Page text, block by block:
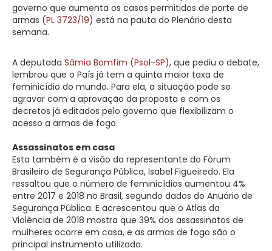
governo que aumenta os casos permitidos de porte de
armas (PL 3723/19) está na pauta do Plenário desta
semana.
A deputada Sâmia Bomfim (Psol-SP), que pediu o debate,
lembrou que o País já tem a quinta maior taxa de
feminicídio do mundo. Para ela, a situação pode se
agravar com a aprovação da proposta e com os
decretos já editados pelo governo que flexibilizam o
acesso a armas de fogo.
Assassinatos em casa
Esta também é a visão da representante do Fórum
Brasileiro de Segurança Pública, Isabel Figueiredo. Ela
ressaltou que o número de feminicídios aumentou 4%
entre 2017 e 2018 no Brasil, segundo dados do Anuário de
Segurança Pública. E acrescentou que o Atlas da
Violência de 2018 mostra que 39% dos assassinatos de
mulheres ocorre em casa, e as armas de fogo são o
principal instrumento utilizado.